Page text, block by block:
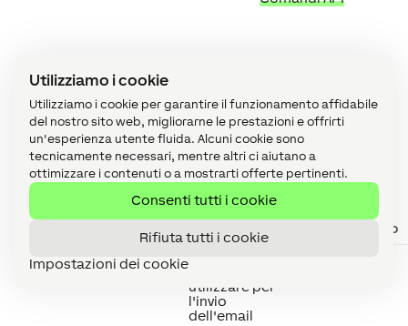
Utilizziamo i cookie
Utilizziamo i cookie per garantire il funzionamento affidabile
del nostro sito web, migliorarne le prestazioni e offrirti
un'esperienza utente fluida. Alcuni cookie sono
tecnicamente necessari, mentre altri ci aiutano a
ottimizzare i contenuti o a mostrarti offerte pertinenti.
Consenti tutti i cookie
Rifiuta tutti i cookie
Impostazioni dei cookie
Proprietà↑
predefinito
Mailer
utilizzare per
l'invio
dell'email